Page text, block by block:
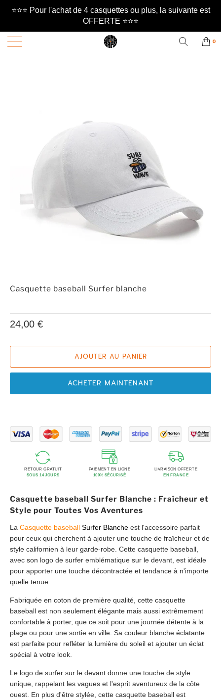
⭐️⭐️⭐️ Pour l'achat de 4 casquettes ou plus, la suivante est
OFFERTE ⭐️⭐️⭐️
0
Casquette baseball Surfer blanche
24,00 €
AJOUTER AU PANIER
ACHETER MAINTENANT
RETOUR GRATUIT
SOUS 14 JOURS
PAIEMENT EN LIGNE
100% SÉCURISÉ
LIVRAISON OFFERTE
EN FRANCE
Casquette baseball Surfer Blanche : Fraîcheur et
Style pour Toutes Vos Aventures
La Casquette baseball Surfer Blanche est l'accessoire parfait
pour ceux qui cherchent à ajouter une touche de fraîcheur et de
style californien à leur garde-robe. Cette casquette baseball,
avec son logo de surfer emblématique sur le devant, est idéale
pour apporter une touche décontractée et tendance à n'importe
quelle tenue.
Fabriquée en coton de première qualité, cette casquette
baseball est non seulement élégante mais aussi extrêmement
confortable à porter, que ce soit pour une journée détente à la
plage ou pour une sortie en ville. Sa couleur blanche éclatante
est parfaite pour refléter la lumière du soleil et ajouter un éclat
spécial à votre look.
Le logo de surfer sur le devant donne une touche de style
unique, rappelant les vagues et l'esprit aventureux de la côte
ouest. En plus d'être stylée, cette casquette baseball est